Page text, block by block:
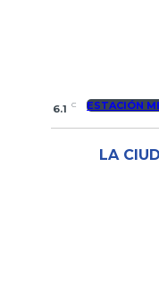
6.1 C ESTACIÓN
LA